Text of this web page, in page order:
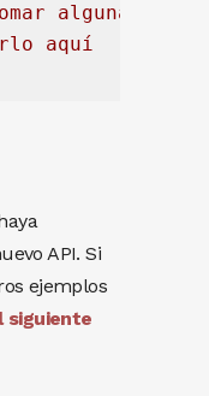
alguna
aquí
API. Si
ejemplos
siguiente